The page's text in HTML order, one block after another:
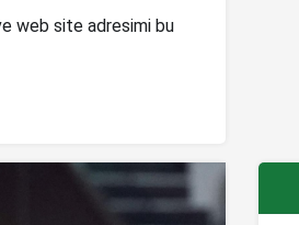
web site adresimi bu